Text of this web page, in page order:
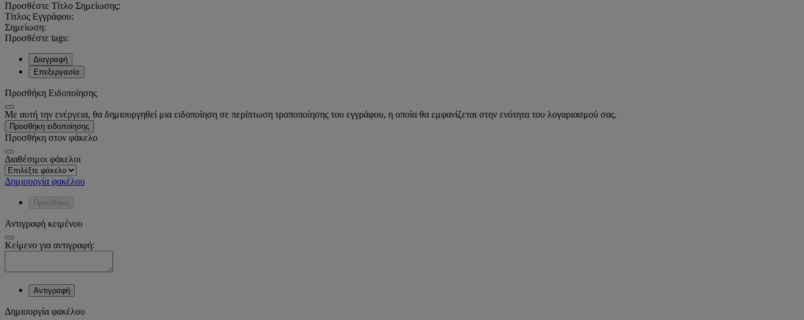
Προσθέστε Τίτλο Σημείωσης:
Τίτλος Εγγράφου:
Σημείωση:
Προσθέστε tags:
Διαγραφή
Επεξεργασία
Προσθήκη Ειδοποίησης
Με αυτή την ενέργεια, θα δημιουργηθεί μια ειδοποίηση σε περίπτωση τροποποίησης του εγγράφου, η οποία θα εμφανίζεται στην ενότητα του λογαριασμού σας.
Προσθήκη ειδοποίησης
Προσθήκη στον φάκελο
Διαθέσιμοι φάκελοι
Δημιουργία φακέλου
Προσθήκη
Αντιγραφή κειμένου
Κείμενο για αντιγραφή:
Αντιγραφή
Δημιουργία φακέλου